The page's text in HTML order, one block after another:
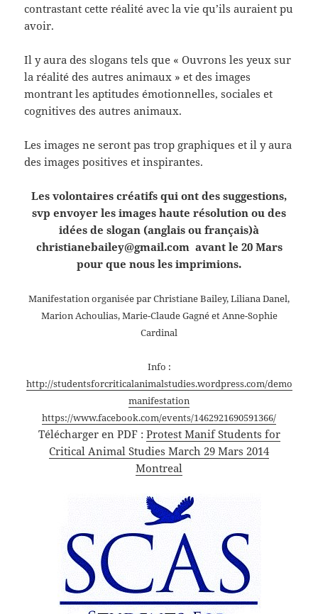
contrastant cette réalité avec la vie qu’ils auraient pu
avoir.
Il y aura des slogans tels que « Ouvrons les yeux sur
la réalité des autres animaux » et des images
montrant les aptitudes émotionnelles, sociales et
cognitives des autres animaux.
Les images ne seront pas trop graphiques et il y aura
des images positives et inspirantes.
Les volontaires créatifs qui ont des suggestions,
svp envoyer les images haute résolution ou des
idées de slogan (anglais ou français)à
christianebailey@gmail.com avant le 20 Mars
pour que nous les imprimions.
Manifestation organisée par Christiane Bailey, Liliana Danel,
Marion Achoulias, Marie-Claude Gagné et Anne-Sophie
Cardinal
Info :
http://studentsforcriticalanimalstudies.wordpress.com/demo
manifestation
https://www.facebook.com/events/1462921690591366/
Télécharger en PDF : Protest Manif Students for
Critical Animal Studies March 29 Mars 2014
Montreal